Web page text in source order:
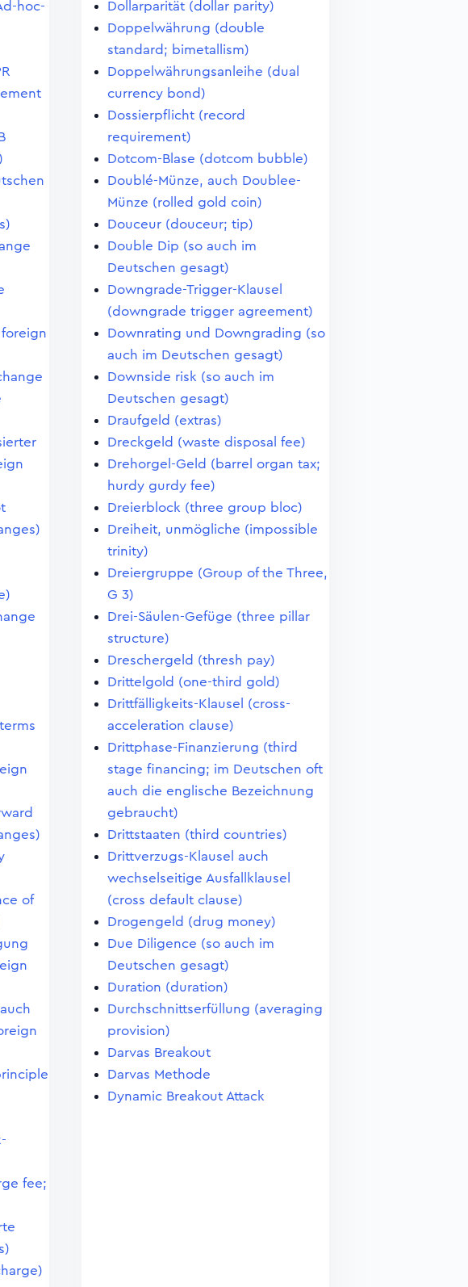
hoc-
of
fee;
Dollarparität (dollar parity)
Doppelwährung (double
standard; bimetallism)
Doppelwährungsanleihe (dual
currency bond)
Dossierpflicht (record
requirement)
Dotcom-Blase (dotcom bubble)
Doublé-Münze, auch Doublee-
Münze (rolled gold coin)
Douceur (douceur; tip)
Double Dip (so auch im
Deutschen gesagt)
Downgrade-Trigger-Klausel
(downgrade trigger agreement)
Downrating und Downgrading (so
auch im Deutschen gesagt)
Downside risk (so auch im
Deutschen gesagt)
Draufgeld (extras)
Dreckgeld (waste disposal fee)
Drehorgel-Geld (barrel organ tax;
hurdy gurdy fee)
Dreierblock (three group bloc)
Dreiheit, unmögliche (impossible
trinity)
Dreiergruppe (Group of the Three,
G 3)
Drei-Säulen-Gefüge (three pillar
structure)
Dreschergeld (thresh pay)
Drittelgold (one-third gold)
Drittfälligkeits-Klausel (cross-
acceleration clause)
Drittphase-Finanzierung (third
stage financing; im Deutschen oft
auch die englische Bezeichnung
gebraucht)
Drittstaaten (third countries)
Drittverzugs-Klausel auch
wechselseitige Ausfallklausel
(cross default clause)
Drogengeld (drug money)
Due Diligence (so auch im
Deutschen gesagt)
Duration (duration)
Durchschnittserfüllung (averaging
provision)
Darvas Breakout
Darvas Methode
Dynamic Breakout Attack